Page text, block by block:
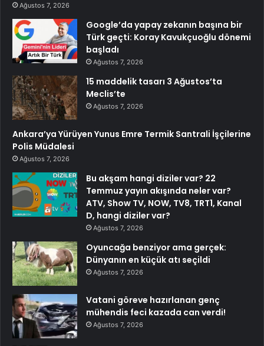
Ağustos 7, 2026
Google’da yapay zekanın başına bir
Türk geçti: Koray Kavukçuoğlu dönemi
başladı
Ağustos 7, 2026
15 maddelik tasarı 3 Ağustos’ta
Meclis’te
Ağustos 7, 2026
Ankara’ya Yürüyen Yunus Emre Termik Santrali İşçilerine
Polis Müdalesi
Ağustos 7, 2026
Bu akşam hangi diziler var? 22
Temmuz yayın akışında neler var?
ATV, Show TV, NOW, TV8, TRT1, Kanal
D, hangi diziler var?
Ağustos 7, 2026
Oyuncağa benziyor ama gerçek:
Dünyanın en küçük atı seçildi
Ağustos 7, 2026
Vatani göreve hazırlanan genç
mühendis feci kazada can verdi!
Ağustos 7, 2026